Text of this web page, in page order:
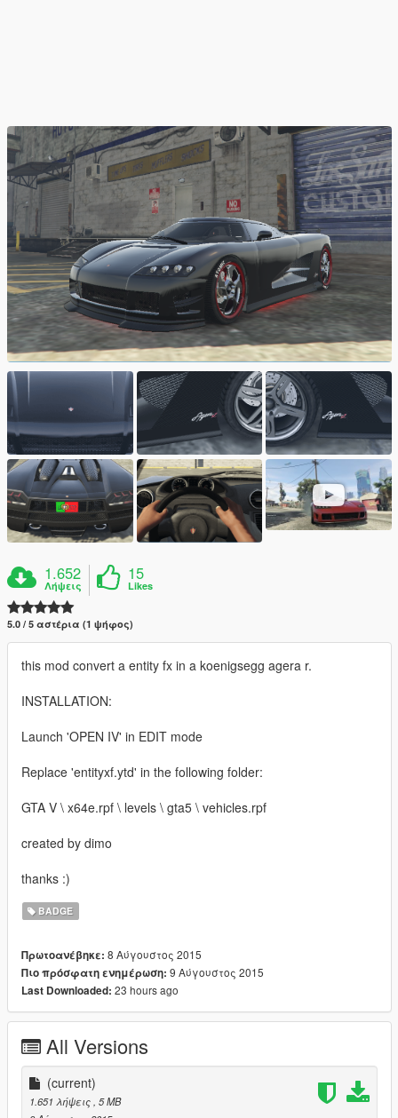
1.652
Λήψεις
15
Likes
5.0 / 5 αστέρια (1 ψήφος)
this mod convert a entity fx in a koenigsegg agera r.
INSTALLATION:
Launch 'OPEN IV' in EDIT mode
Replace 'entityxf.ytd' in the following folder:
GTA V \ x64e.rpf \ levels \ gta5 \ vehicles.rpf
created by dimo
thanks :)
BADGE
Πρωτοανέβηκε: 8 Αύγουστος 2015
Πιο πρόσφατη ενημέρωση: 9 Αύγουστος 2015
Last Downloaded: 23 hours ago
All Versions
(current)
1.651 λήψεις , 5 MB